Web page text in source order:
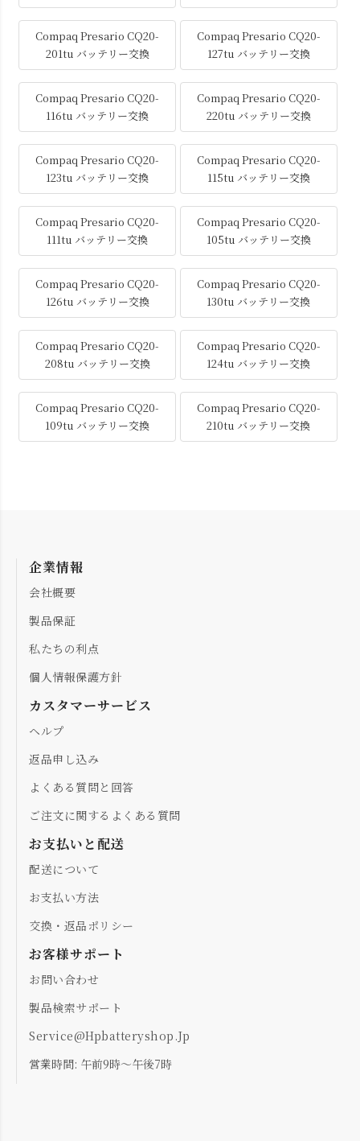
Compaq Presario CQ20-
201tu バッテリー交換
Compaq Presario CQ20-
127tu バッテリー交換
Compaq Presario CQ20-
116tu バッテリー交換
Compaq Presario CQ20-
220tu バッテリー交換
Compaq Presario CQ20-
123tu バッテリー交換
Compaq Presario CQ20-
115tu バッテリー交換
Compaq Presario CQ20-
111tu バッテリー交換
Compaq Presario CQ20-
105tu バッテリー交換
Compaq Presario CQ20-
126tu バッテリー交換
Compaq Presario CQ20-
130tu バッテリー交換
Compaq Presario CQ20-
208tu バッテリー交換
Compaq Presario CQ20-
124tu バッテリー交換
Compaq Presario CQ20-
109tu バッテリー交換
Compaq Presario CQ20-
210tu バッテリー交換
企業情報
会社概要
製品保証
私たちの利点
個人情報保護方針
カスタマーサービス
ヘルプ
返品申し込み
よくある質問と回答
ご注文に関するよくある質問
お支払いと配送
配送について
お支払い方法
交換・返品ポリシー
お客様サポート
お問い合わせ
製品検索サポート
Service@hpbatteryshop.jp
営業時間: 午前9時～午後7時